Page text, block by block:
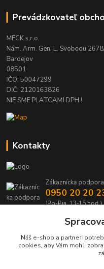
Prevádzkovateľ
MECK s.r.o.
Nám. Arm. Gen. L. Svobodu
Bardejov
08501
IČO: 50047299
DIČ: 2120163826
NIE SME PLATCAMI DPH !
Kontakty
Zákaznícka podpora
0950 20 20
(Po-Pia, 13-15
info@kabelmanie.sk
Náš e-shop a partneri
cookies, aby Vám mohli